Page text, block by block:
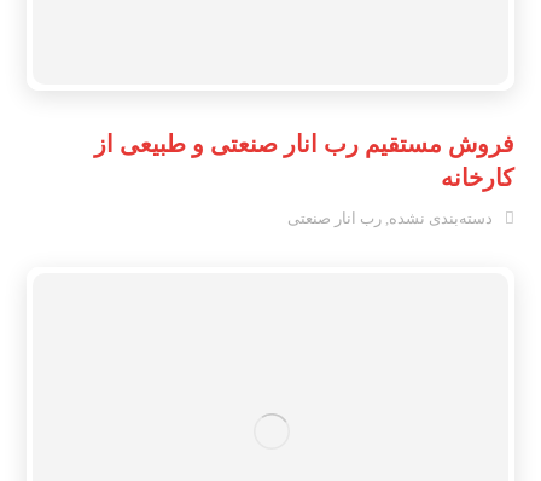
فروش مستقیم رب انار صنعتی و طبیعی از
کارخانه
دسته‌بندی نشده,رب انار صنعتی